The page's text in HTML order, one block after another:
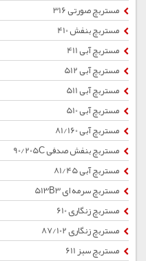
مستربچ صورتی 316
مستربچ بنفش 410
مستربچ آبی 411
مستربچ آبی 512
مستربچ آبی 511
مستربچ آبی 510
مستربچ آبی 81/160
مستربچ بنفش صدفی 90/205C
مستربچ آبی 81/45
مستربچ سرمه ای 513B3
مستربچ زنگاری 610
مستربچ زنگاری 87/102
مستربچ سبز 611